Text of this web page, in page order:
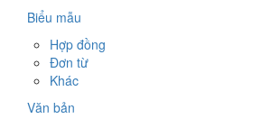
Biểu mẫu
Hợp đồng
Đơn từ
Khác
Văn bản